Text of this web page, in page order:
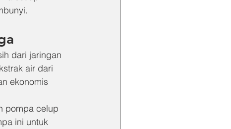
dari jaringan
air dari
ekonomis
pompa celup
ini untuk